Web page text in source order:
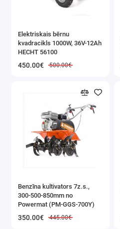
Elektriskais bērnu
kvadracikls 1000W, 36V-12Ah
HECHT 56100
450.00€ 500.00€
Benzīna kultivators 7z.s.,
300-500-850mm no
Powermat (PM-GGS-700Y)
350.00€ 445.00€